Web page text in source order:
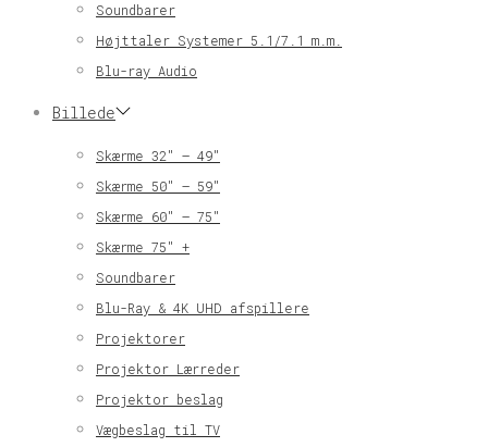
Soundbarer
Højttaler Systemer 5.1/7.1 m.m.
Blu-ray Audio
Billede
Skærme 32″ – 49″
Skærme 50″ – 59″
Skærme 60″ – 75″
Skærme 75″ +
Soundbarer
Blu-Ray & 4K UHD afspillere
Projektorer
Projektor Lærreder
Projektor beslag
Vægbeslag til TV